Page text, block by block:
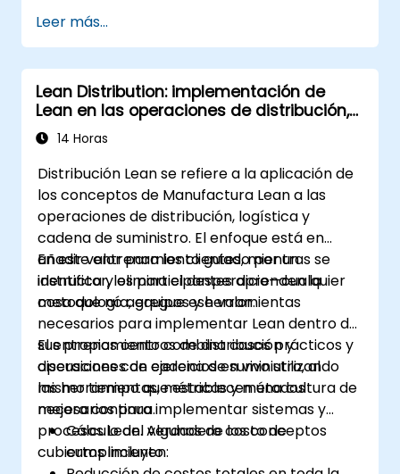
Leer más...
Lean Distribution: implementación de
Lean en las operaciones de distribución,
logística y cadena de suministro
14 Horas
Distribución Lean se refiere a la aplicación de
los conceptos de Manufactura Lean a las
operaciones de distribución, logística y
cadena de suministro. El enfoque está en
añadir valor para los clientes, mientras se
identifica y elimina el desperdicio—cualquier
cosa que no agregue ese valor.
En este entrenamiento guiado por un
instructor, los participantes aprenden la
metodología, equipos y herramientas
necesarios para implementar Lean dentro de
sus propios centros de distribución y
operaciones de cadena de suministro, al
mismo tiempo que establecen una cultura de
mejora continua.
El entrenamiento combina casos prácticos y
discusiones con ejercicios en vivo utilizando
las herramientas, métricas y métodos
necesarios para implementar sistemas y
procesos Lean. Algunos de los conceptos
cubiertos incluyen:
Cálculo del verdadero costo de
cumplimiento